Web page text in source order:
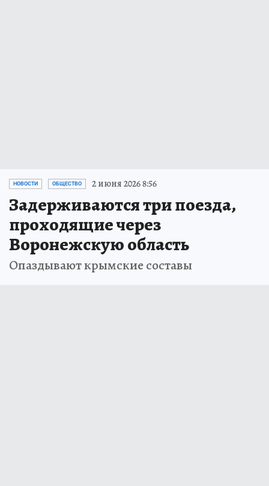
НОВОСТИ ОБЩЕСТВО 2 июня 2026 8:56
Задерживаются три поезда,
проходящие через
Воронежскую область
Опаздывают крымские составы